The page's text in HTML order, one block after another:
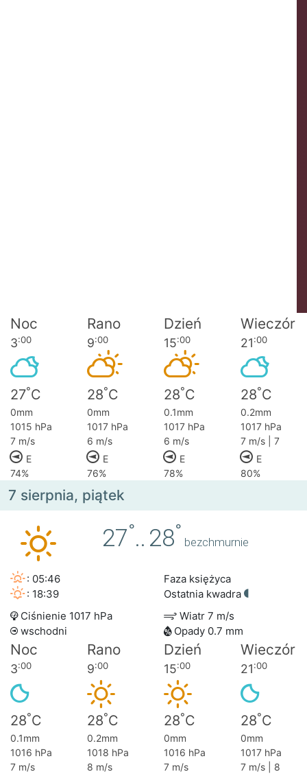
Noc Rano Dzień Wieczór
3:00 9:00 15:00 21:00
27°C 28°C 28°C 28°C
0mm 0mm 0.1mm
0.2mm
1015 hPa
1017 hPa 1017 hPa
1017 hPa
7 m/s
6 m/s 6 m/s
7 m/s | 7
E
E E
E
74%
76% 78% 80%
7 sierpnia, piątek
27°.. 28°
bezchmurnie
: 05:46
: 18:39
Faza księżyca
Ostatnia kwadra
Ciśnienie 1017 hPa
Wiatr 7 m/s
wschodni
Opady 0.7 mm
Noc Rano Dzień Wieczór
3:00 9:00 15:00 21:00
28°C 28°C 28°C 28°C
0.1mm 0.2mm 0mm
0mm
1016 hPa
1018 hPa 1016 hPa
1017 hPa
7 m/s
8 m/s 7 m/s
7 m/s | 8